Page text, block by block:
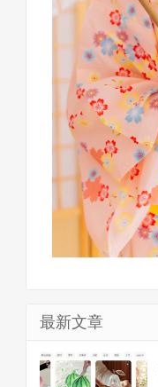
最新文章